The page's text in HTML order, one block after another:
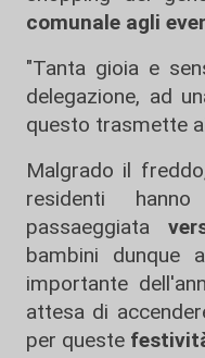
comunale agli
"Tanta gioia e
delegazione, ad
questo trasmette
Malgrado il
residenti
passaeggiata
bambini dunque
importante
attesa di
per queste